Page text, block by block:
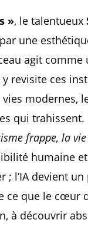
», le talentueux
une
agit
y revisite ces
vies modernes,
qui
frappe, la
humaine
; l’IA devient
ce que le cœur
à découvrir